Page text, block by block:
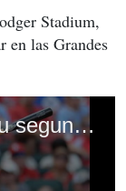
Stadium,
en las Grandes
Mauricio Dubón conectó su segundo home run y lideró la victoria de los Gigantes ante Dodgers